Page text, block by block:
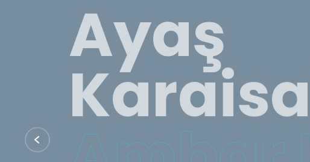
Karaisalı
Ambar
Ayaş Karaisalı Ambar Kargo olarak, deneyimli